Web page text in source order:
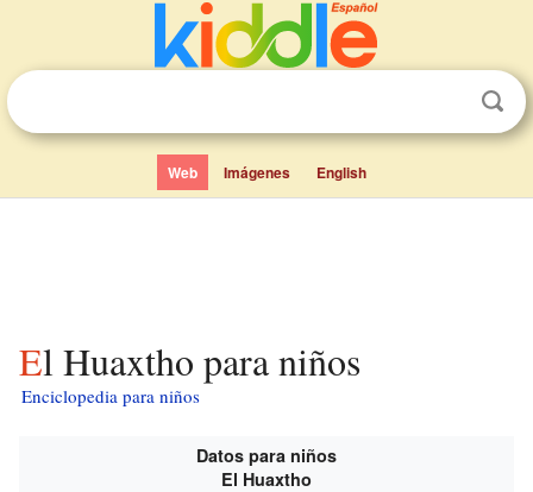
Web Imágenes English
El Huaxtho para niños
Enciclopedia para niños
Datos para niños
El Huaxtho